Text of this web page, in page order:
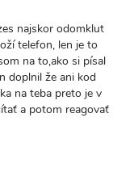
najskor odomklut
telefon, len je to
na to,ako si písal
doplnil že ani kod
na teba preto je v
a potom reagovať